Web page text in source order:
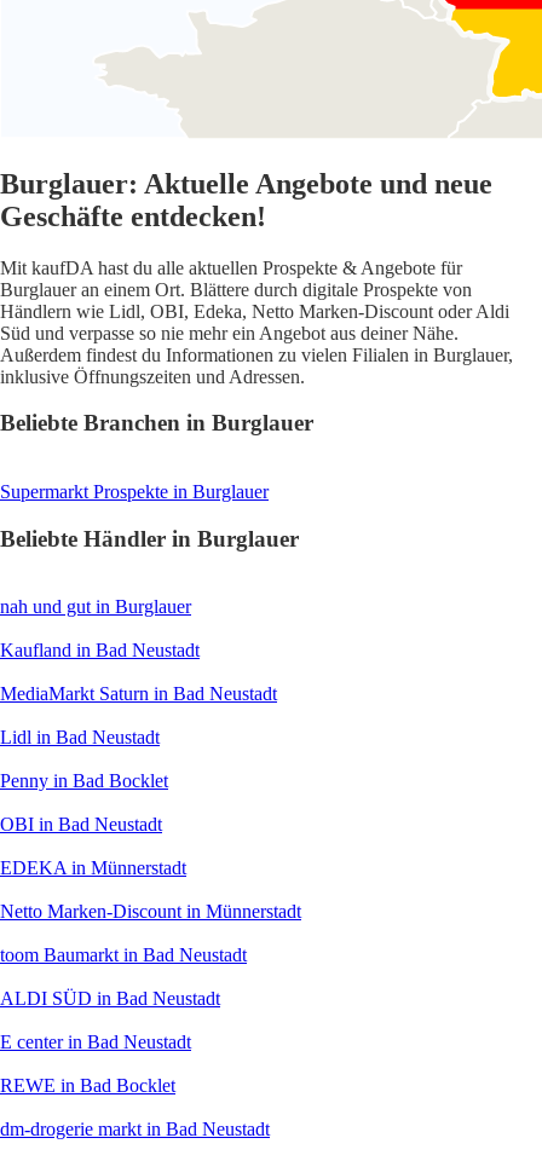
Burglauer: Aktuelle Angebote und neue
Geschäfte entdecken!
Mit kaufDA hast du alle aktuellen Prospekte & Angebote für
Burglauer an einem Ort. Blättere durch digitale Prospekte von
Händlern wie Lidl, OBI, Edeka, Netto Marken-Discount oder Aldi
Süd und verpasse so nie mehr ein Angebot aus deiner Nähe.
Außerdem findest du Informationen zu vielen Filialen in Burglauer,
inklusive Öffnungszeiten und Adressen.
Beliebte Branchen in Burglauer
Supermarkt Prospekte in Burglauer
Beliebte Händler in Burglauer
nah und gut in Burglauer
Kaufland in Bad Neustadt
MediaMarkt Saturn in Bad Neustadt
Lidl in Bad Neustadt
Penny in Bad Bocklet
OBI in Bad Neustadt
EDEKA in Münnerstadt
Netto Marken-Discount in Münnerstadt
toom Baumarkt in Bad Neustadt
ALDI SÜD in Bad Neustadt
E centerin Bad Neustadt
REWE in Bad Bocklet
dm-drogerie markt in Bad Neustadt